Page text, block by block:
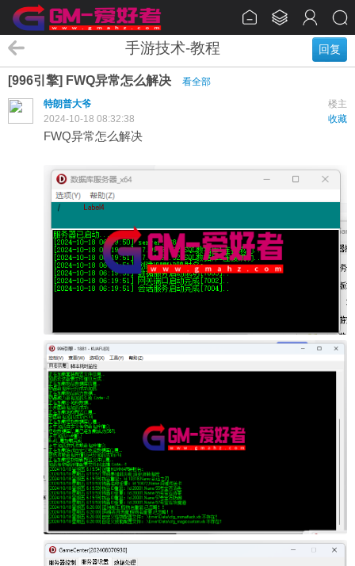
回复
手游技术-教程
[996引擎] FWQ异常怎么解决
看全部
楼主
特朗普大爷
收藏
2024-10-18 08:32:38
FWQ异常怎么解决